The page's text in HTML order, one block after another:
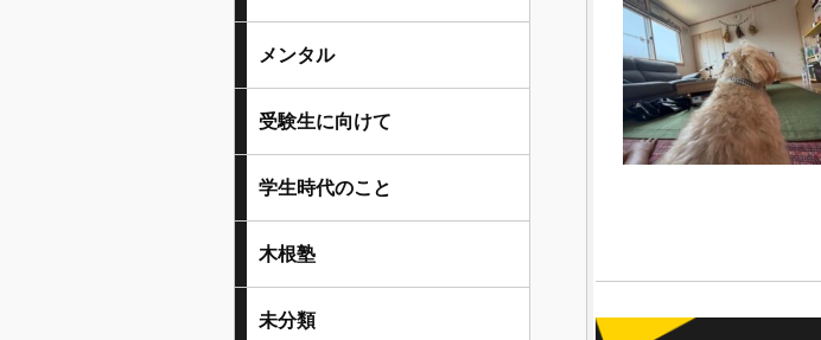
メンタル
受験生に向けて
学生時代のこと
木根塾
未分類